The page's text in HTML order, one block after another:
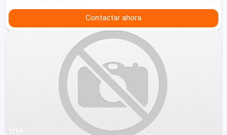
Contactar ahora
1/14